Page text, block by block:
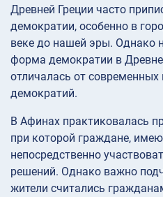
Древней Греции часто
демократии, особенно в
веке до нашей эры. Однако
форма демократии в
отличалась от современных
демократий.
В Афинах практиковалась
при которой граждане,
непосредственно
решений. Однако важно
жители считались